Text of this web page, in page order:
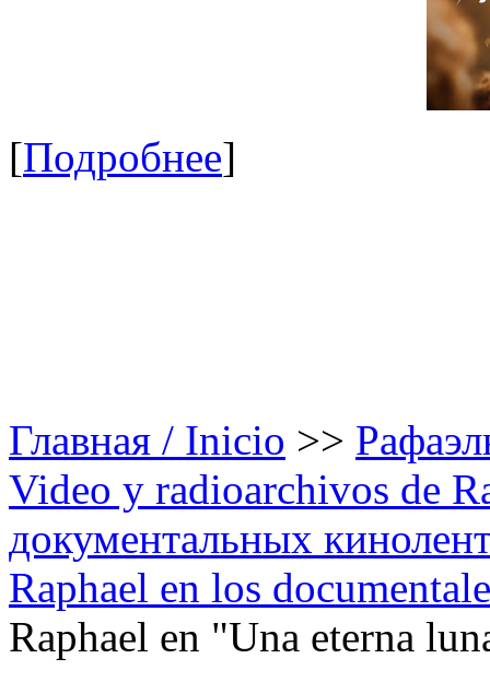
[Подробнее]
Главная / Inicio >>
Video y radioarchivos de
документальных
Raphael en los
Raphael en "Una eterna